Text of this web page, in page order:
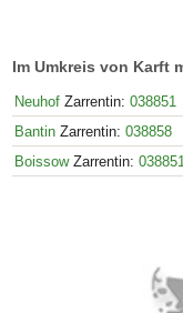
Im Umkreis von Karft
Neuhof Zarrentin: 038851
Bantin Zarrentin: 038858
BoissowZarrentin: 038851